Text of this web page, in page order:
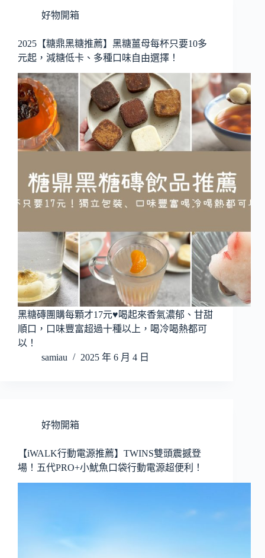
好物開箱
2025【糖鼎黑糖推薦】黑糖薑母每杯只要10多
元起，減糖低卡、多種口味自由選擇！
黑糖磚團購每顆才17元♥喝起來香氣濃郁、甘甜
順口，口味豐富超過十種以上，喝冷喝熱都可
以！
samiau
2025 年 6 月 4 日
好物開箱
【iWALK行動電源推薦】TWINS雙頭震撼登
場！五代PRO+小魷魚口袋行動電源超便利！